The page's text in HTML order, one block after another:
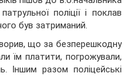
поліції і поклав
був затриманий.
що за безперешкодну
їм платити, погрожували,
Іншим разом поліцейські